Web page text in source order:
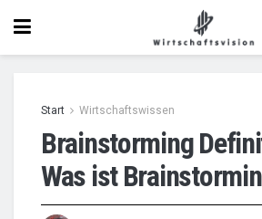
Start Wirtschaftswissen
Brainstorming
Was ist